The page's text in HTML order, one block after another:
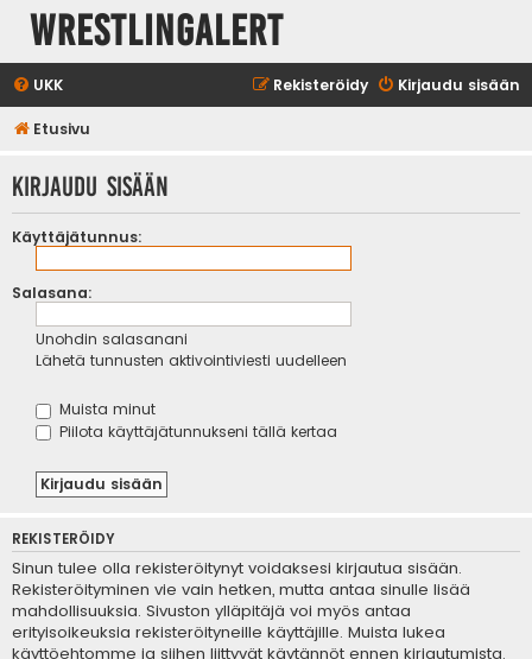
WrestlingAlert
UKK Kirjaudu sisään
Rekisteröidy
Etusivu
Kirjaudu sisään
Käyttäjätunnus:
Salasana:
Unohdin salasanani
Lähetä tunnusten aktivointiviesti uudelleen
Muista minut
Piilota käyttäjätunnukseni tällä kertaa
REKISTERÖIDY
Sinun tulee olla rekisteröitynyt voidaksesi kirjautua sisään.
Rekisteröityminen vie vain hetken, mutta antaa sinulle lisää
mahdollisuuksia. Sivuston ylläpitäjä voi myös antaa
erityisoikeuksia rekisteröityneille käyttäjille. Muista lukea
käyttöehtomme ja siihen liittyvät käytännöt ennen kirjautumista.